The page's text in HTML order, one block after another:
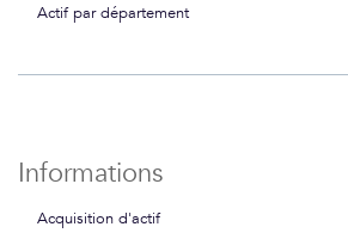
Actif par département
Informations
Acquisition d'actif